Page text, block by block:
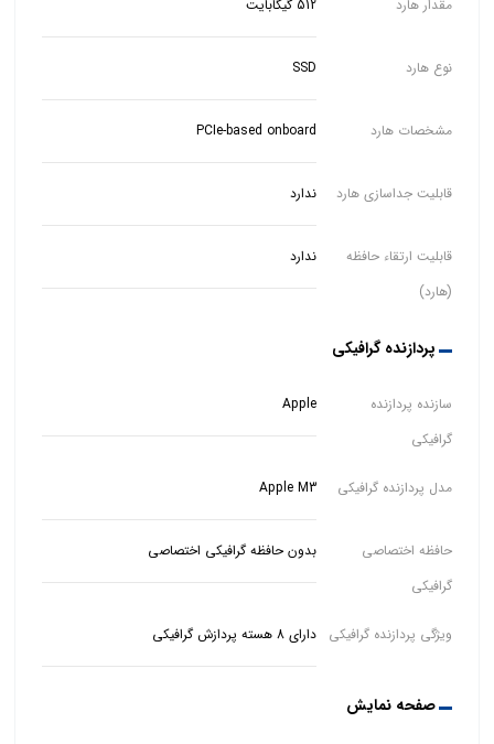
مقدار هارد 512 گیگابایت
نوع هارد SSD
مشخصات هارد PCIe-based onboard
قابلیت جداسازی هارد ندارد
قابلیت ارتقاء حافظه
(هارد)
ندارد
پردازنده گرافیکی
سازنده پردازنده
گرافیکی
Apple
مدل پردازنده گرافیکی Apple M3
حافظه اختصاصی
گرافیکی
بدون حافظه گرافیکی اختصاصی
ویژگی پردازنده گرافیکی دارای 8 هسته پردازش گرافیکی
صفحه نمایش